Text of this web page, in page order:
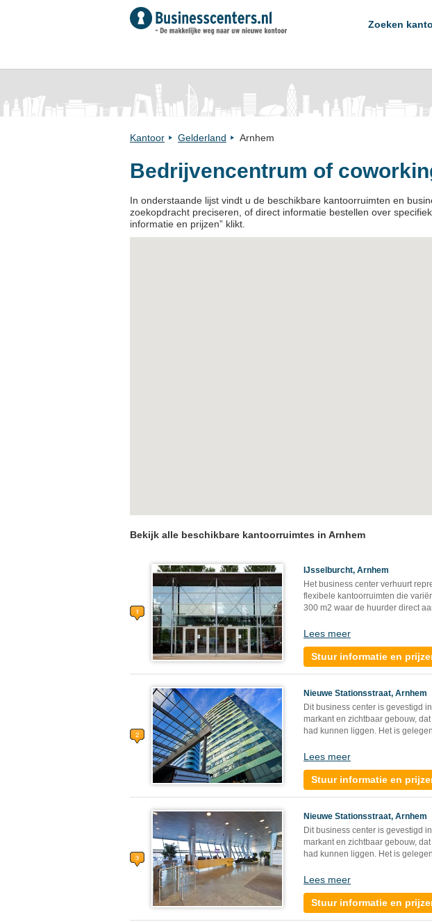
Zoeken
Kantoor Gelderland Arnhem
Bedrijvencentrum of
In onderstaande lijst vindt u de beschikbare kantoorruimten en
zoekopdracht preciseren, of direct informatie bestellen over
informatie en prijzen” klikt.
Bekijk alle beschikbare kantoorruimtes in Arnhem
IJsselburcht, Arnhem
Het business center verhuurt
flexibele kantoorruimten die
300 m2 waar de huurder direct
Lees meer
Stuur informatie en
Nieuwe Stationsstraat, Arnhem
Dit business center is gevestigd
markant en zichtbaar gebouw,
had kunnen liggen. Het is
Lees meer
Stuur informatie en
Nieuwe Stationsstraat, Arnhem
Dit business center is gevestigd
markant en zichtbaar gebouw,
had kunnen liggen. Het is
Lees meer
Stuur informatie en